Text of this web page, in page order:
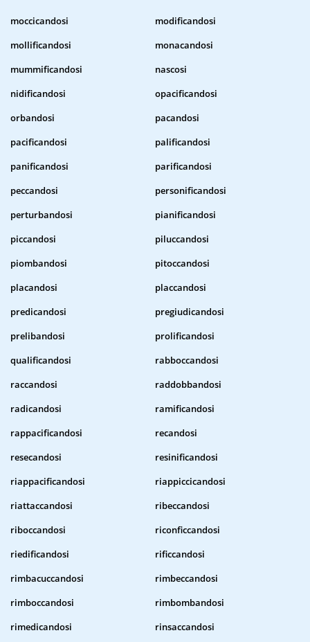
moccicandosi
modificandosi
mollificandosi
monacandosi
mummificandosi
nascosi
nidificandosi
opacificandosi
orbandosi
pacandosi
pacificandosi
palificandosi
panificandosi
parificandosi
peccandosi
personificandosi
perturbandosi
pianificandosi
piccandosi
piluccandosi
piombandosi
pitoccandosi
placandosi
placcandosi
predicandosi
pregiudicandosi
prelibandosi
prolificandosi
qualificandosi
rabboccandosi
raccandosi
raddobbandosi
radicandosi
ramificandosi
rappacificandosi
recandosi
resecandosi
resinificandosi
riappacificandosi
riappiccicandosi
riattaccandosi
ribeccandosi
riboccandosi
riconficcandosi
riedificandosi
rificcandosi
rimbacuccandosi
rimbeccandosi
rimboccandosi
rimbombandosi
rimedicandosi
rinsaccandosi